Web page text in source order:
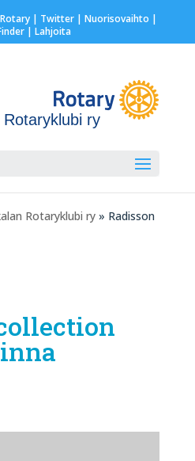
| Twitter| Nuorisovaihto |
| Lahjoita
ry
Rotaryklubi ry » Radisson